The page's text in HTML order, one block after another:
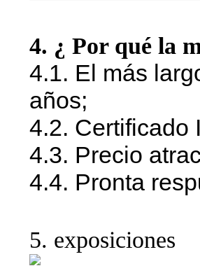
4. ¿ Por qué la
4.1. El más
años;
4.2. Certificado
4.3. Precio
4.4. Pronta
5. exposiciones